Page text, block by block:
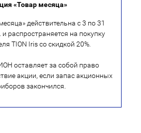
«Товар месяца»
действительна с 3 по 31
и распространяется на покупку
TION Iris со скидкой 20%.
оставляет за собой право
акции, если запас акционных
закончился.